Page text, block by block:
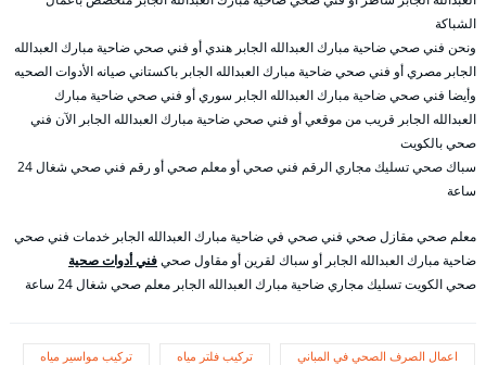
الشباكة
ونحن فني صحي ضاحية مبارك العبدالله الجابر هندي أو فني صحي ضاحية مبارك العبدالله
الجابر مصري أو فني صحي ضاحية مبارك العبدالله الجابر باكستاني صيانه الأدوات الصحيه
وأيضا فني صحي ضاحية مبارك العبدالله الجابر سوري أو فني صحي ضاحية مبارك
العبدالله الجابر قريب من موقعي أو فني صحي ضاحية مبارك العبدالله الجابر الآن فني
صحي بالكويت
سباك صحي تسليك مجاري الرقم فني صحي أو معلم صحي أو رقم فني صحي شغال 24
ساعة
معلم صحي مقازل صحي فني صحي في ضاحية مبارك العبدالله الجابر خدمات فني صحي
ضاحية مبارك العبدالله الجابر أو سباك لقرين أو مقاول صحيفني أدوات صحية
صحي الكويت تسليك مجاري ضاحية مبارك العبدالله الجابر معلم صحي شغال 24 ساعة
اعمال الصرف الصحي في المباني تركيب فلتر مياه تركيب مواسير مياه